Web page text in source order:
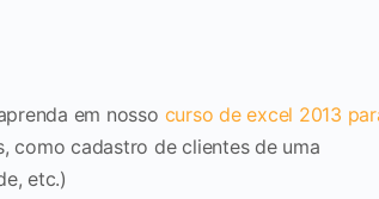
em nosso curso de excel 2013
como cadastro de clientes de uma
etc.)